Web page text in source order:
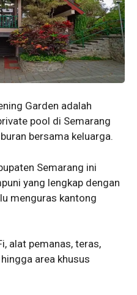
Garden adalah
pool di Semarang
bersama keluarga.
Semarang ini
yang lengkap dengan
menguras kantong
alat pemanas, teras,
area khusus